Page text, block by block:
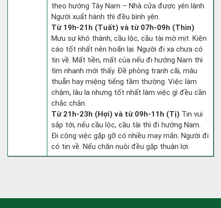
theo hướng Tây Nam – Nhà cửa được yên lành.
Người xuất hành thì đều bình yên.
Từ 19h-21h (Tuất) và từ 07h-09h (Thìn)
Mưu sự khó thành, cầu lộc, cầu tài mờ mịt. Kiện
cáo tốt nhất nên hoãn lại. Người đi xa chưa có
tin về. Mất tiền, mất của nếu đi hướng Nam thì
tìm nhanh mới thấy. Đề phòng tranh cãi, mâu
thuẫn hay miệng tiếng tầm thường. Việc làm
chậm, lâu la nhưng tốt nhất làm việc gì đều cần
chắc chắn.
Từ 21h-23h (Hợi) và từ 09h-11h (Tị) Tin vui
sắp tới, nếu cầu lộc, cầu tài thì đi hướng Nam.
Đi công việc gặp gỡ có nhiều may mắn. Người đi
có tin về. Nếu chăn nuôi đều gặp thuận lợi.